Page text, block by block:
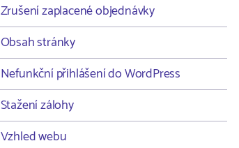
Zrušení zaplacené objednávky
Obsah stránky
Nefunkční přihlášení do WordPress
Stažení zálohy
Vzhled webu